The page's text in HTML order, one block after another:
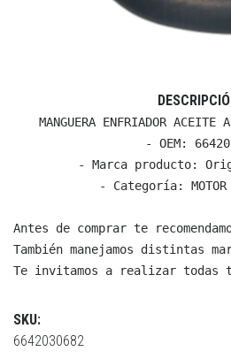
MANGUERA ENFRIADOR ACEITE
- OEM:
- Marca producto:
- Categoría: MOTOR
Antes de comprar te
También manejamos distintas
Te invitamos a realizar todas
SKU:
6642030682